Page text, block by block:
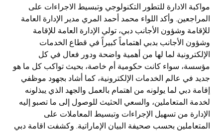
مواكبة الادارة للتطور التكنولوجي وتبسيط الاجراءات على
المراجعين. وأكد اللواء محمد أحمد المري مدير الإدارة العامة
للإقامة وشؤون الأجانب دبي، تولي الإدارة العامة للإقامة
وشؤون الأجانب بدبي اهتماماً كبيراً في قطاع الخدمات
الإلكترونية لما لها من أهمية واضحة ودور فعال في كل
مؤسسة، سواء كانت حكومية أم خاصة، بحيث تواكب كل ما هو
جديد في عالم الخدمات الإلكترونية، كما أشاد بجهود موظفي
إقامة دبي لما يولونه من اهتمام بالعمل والجهد الذي يبذلونه
لخدمة المتعاملين، والسعي الحثيث للوصول إلى ما تصبو إليه
الإدارة من تسهيل الإجراءات وتبسيط المعاملات على
المتعاملين بحسب صحيفة البيان الإماراتية. وكشفت اقامة دبي